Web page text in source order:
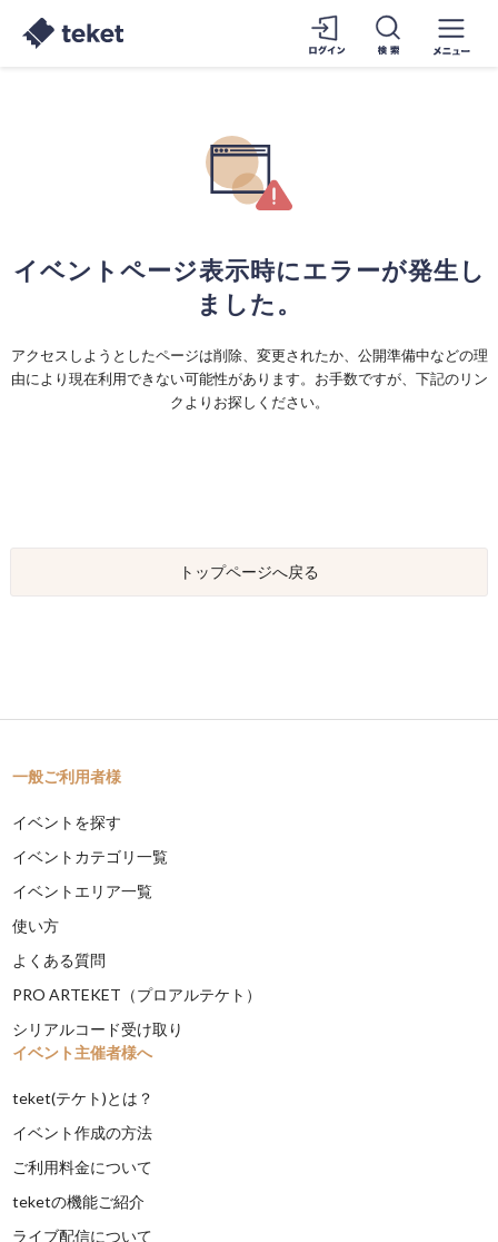
イベントページ表示時にエラーが発生し
ました。
アクセスしようとしたページは削除、変更されたか、公開準備中などの理
由により現在利用できない可能性があります。お手数ですが、下記のリン
クよりお探しください。
トップページへ戻る
一般ご利用者様
イベントを探す
イベントカテゴリ一覧
イベントエリア一覧
使い方
よくある質問
PRO ARTEKET（プロアルテケト）
シリアルコード受け取り
イベント主催者様へ
teket(テケト)とは？
イベント作成の方法
ご利用料金について
teketの機能ご紹介
ライブ配信について